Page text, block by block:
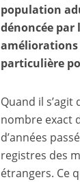
population
dénoncée par
améliorations
particulière
Quand il
nombre exact
d’années
registres des
étrangers. Ce